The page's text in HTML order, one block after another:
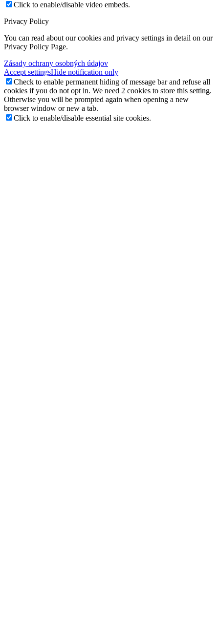
Click to enable/disable video embeds.
Privacy Policy
You can read about our cookies and privacy settings in detail on our
Privacy Policy Page.
Zásady ochrany osobných údajov
Accept settingsHide notification only
Check to enable permanent hiding of message bar and refuse all
cookies if you do not opt in. We need 2 cookies to store this setting.
Otherwise you will be prompted again when opening a new
browser window or new a tab.
Click to enable/disable essential site cookies.